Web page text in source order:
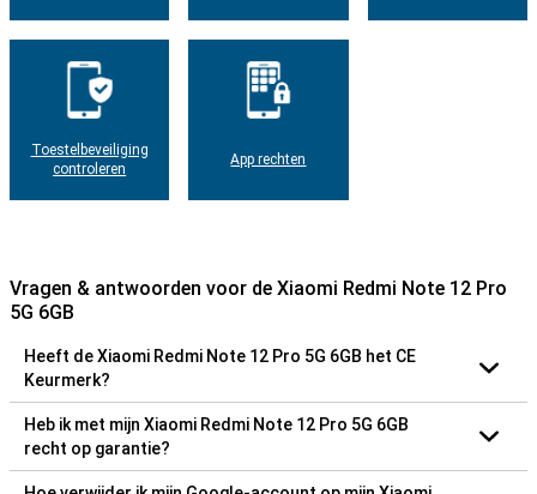
Toestelbeveiliging
controleren
App rechten
Vragen & antwoorden voor de Xiaomi Redmi Note 12 Pro
5G 6GB
Heeft de Xiaomi Redmi Note 12 Pro 5G 6GB het CE
Keurmerk?
Heb ik met mijn Xiaomi Redmi Note 12 Pro 5G 6GB
recht op garantie?